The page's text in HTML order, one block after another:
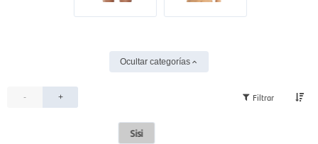
Ocultar categorías
- +
Sisi